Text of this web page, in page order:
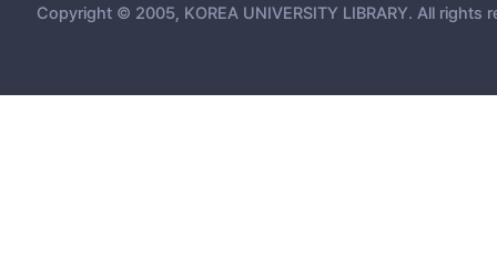
Copyright © 2005, KOREA UNIVERSITY LIBRARY. All rights